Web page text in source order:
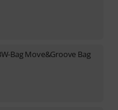
Bag Move&Groove Bag